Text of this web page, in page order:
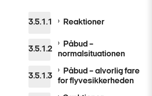
Reaktioner
Påbud –
normalsituationen
Påbud – alvorlig fare
for flyvesikkerheden